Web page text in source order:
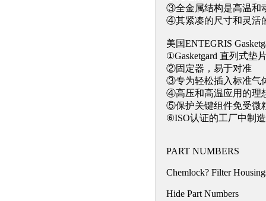
③全金属结构是高温和
④其紧凑的尺寸和灵活
美国ENTEGRIS
①Gasketgard 直列式垫
②固定器，易于对准
③专为轻松插入标准气
④高压和高温应用的理
⑤保护关键组件免受微
⑥ISO认证的工厂中制造
PART NUMBERS
Chemlock? Filter
Hide Part Numbers